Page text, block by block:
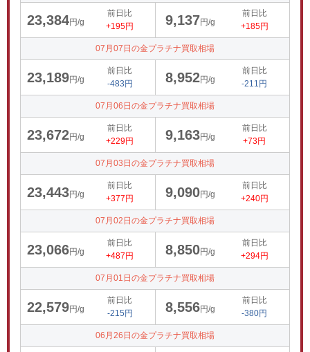
23,384円/g
前日比
+195円
9,137円/g
前日比
+185円
07月07日の金プラチナ買取相場
23,189円/g
前日比
-483円
8,952円/g
前日比
-211円
07月06日の金プラチナ買取相場
23,672円/g
前日比
+229円
9,163円/g
前日比
+73円
07月03日の金プラチナ買取相場
23,443円/g
前日比
+377円
9,090円/g
前日比
+240円
07月02日の金プラチナ買取相場
23,066円/g
前日比
+487円
8,850円/g
前日比
+294円
07月01日の金プラチナ買取相場
22,579円/g
前日比
-215円
8,556円/g
前日比
-380円
06月26日の金プラチナ買取相場